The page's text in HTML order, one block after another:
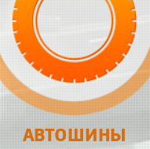
АВТОШИНЫ